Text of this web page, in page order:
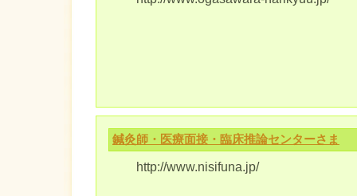
鍼灸師・医療面接・臨床推論センターさま
http://www.nisifuna.jp/